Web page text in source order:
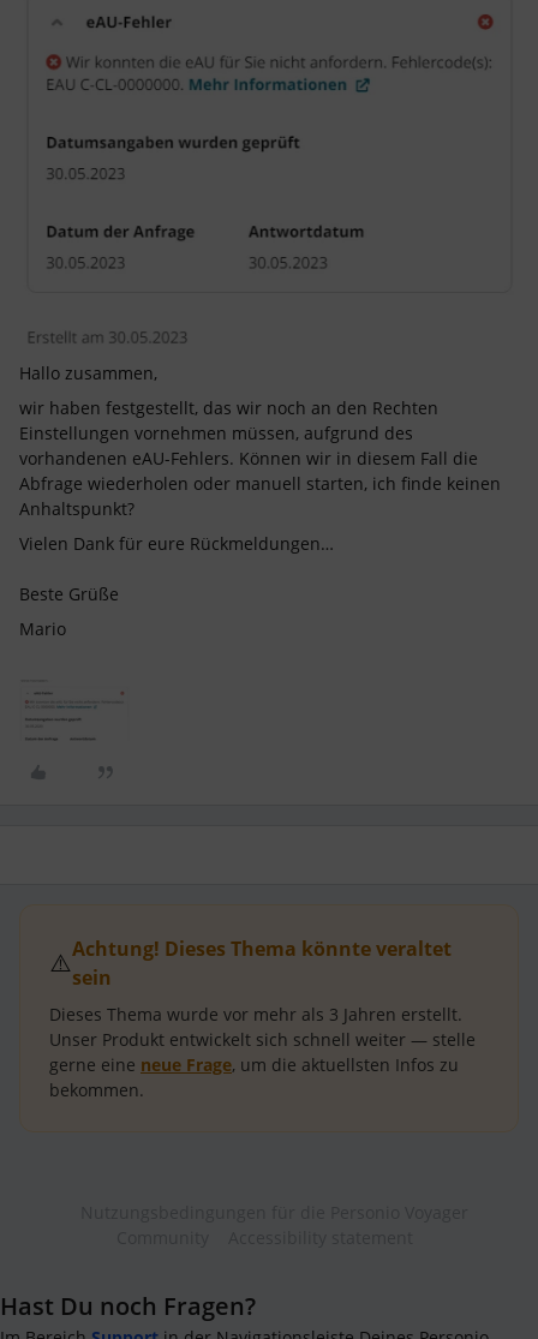
Hallo zusammen,
wir haben festgestellt, das wir noch an den Rechten
Einstellungen vornehmen müssen, aufgrund des
vorhandenen eAU-Fehlers. Können wir in diesem Fall die
Abfrage wiederholen oder manuell starten, ich finde keinen
Anhaltspunkt?
Vielen Dank für eure Rückmeldungen…
Beste Grüße
Mario
⚠️Achtung! Dieses Thema könnte veraltet
sein
Dieses Thema wurde vor mehr als 3 Jahren erstellt.
Unser Produkt entwickelt sich schnell weiter — stelle
gerne eine neue Frage, um die aktuellsten Infos zu
bekommen.
Hast Du noch Fragen?